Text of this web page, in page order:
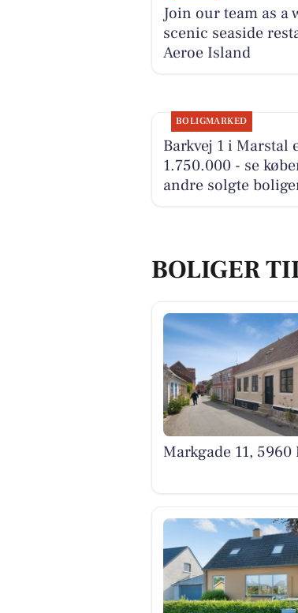
Join our team as a
scenic seaside
Aeroe Island
BOLIGMARKED
Barkvej 1 i Marstal
1.750.000 - se
andre solgte
BOLIGER
Markgade 11, 5960